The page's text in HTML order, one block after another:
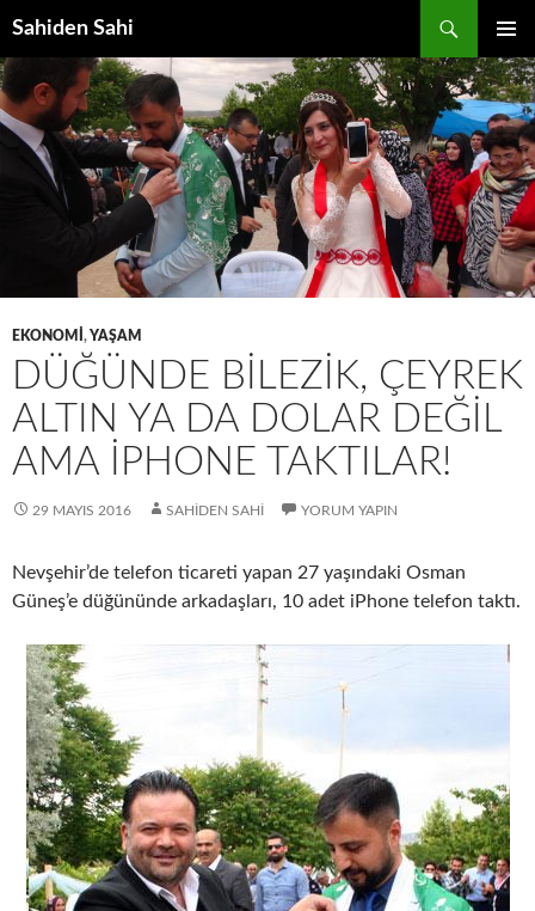
Sahiden Sahi
MENÜ
EKONOMI ,YAŞAM
DÜĞÜNDE BILEZIK, ÇEYREK
ALTIN YA DA DOLAR DEĞIL
AMA IPHONE TAKTILAR!
29 MAYIS 2016 SAHIDEN SAHI YORUM YAPIN
Nevşehir’de telefon ticareti yapan 27 yaşındaki Osman
Güneş’e düğününde arkadaşları, 10 adet iPhone telefon taktı.